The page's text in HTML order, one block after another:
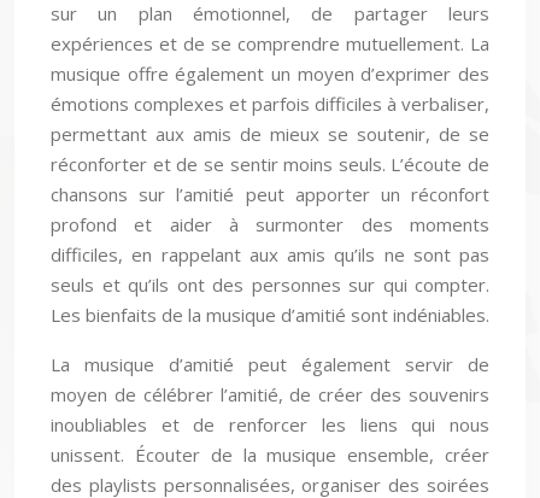
sur un plan émotionnel, de partager leurs
expériences et de se comprendre mutuellement. La
musique offre également un moyen d’exprimer des
émotions complexes et parfois difficiles à verbaliser,
permettant aux amis de mieux se soutenir, de se
réconforter et de se sentir moins seuls. L’écoute de
chansons sur l’amitié peut apporter un réconfort
profond et aider à surmonter des moments
difficiles, en rappelant aux amis qu’ils ne sont pas
seuls et qu’ils ont des personnes sur qui compter.
Les bienfaits de la musique d’amitié sont indéniables.
La musique d’amitié peut également servir de
moyen de célébrer l’amitié, de créer des souvenirs
inoubliables et de renforcer les liens qui nous
unissent. Écouter de la musique ensemble, créer
des playlists personnalisées, organiser des soirées